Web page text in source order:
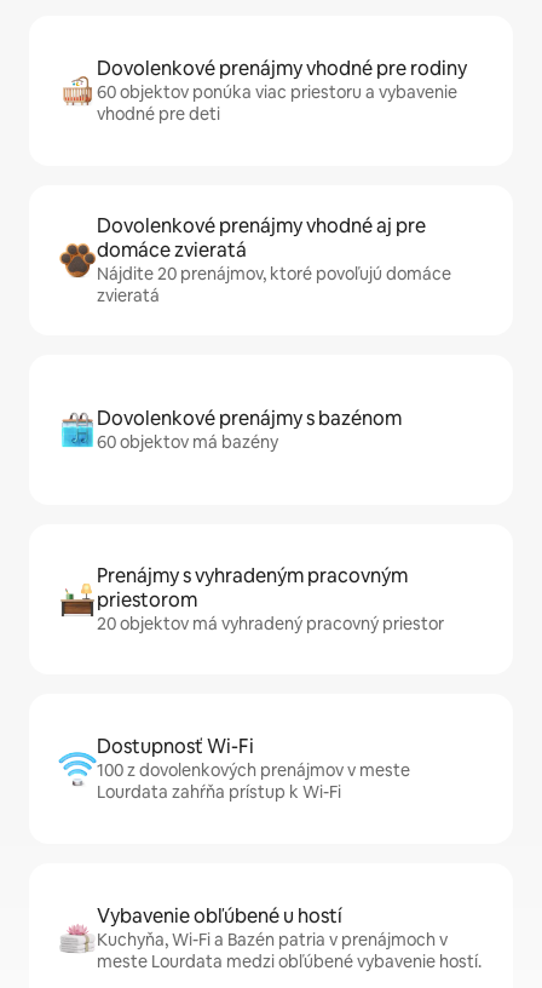
Dovolenkové prenájmy vhodné pre rodiny
60 objektov ponúka viac priestoru a vybavenie
vhodné pre deti
Dovolenkové prenájmy vhodné aj pre
domáce zvieratá
Nájdite 20 prenájmov, ktoré povoľujú domáce
zvieratá
Dovolenkové prenájmy s bazénom
60 objektov má bazény
Prenájmy s vyhradeným pracovným
priestorom
20 objektov má vyhradený pracovný priestor
Dostupnosť Wi-Fi
100 z dovolenkových prenájmov v meste
Lourdata zahŕňa prístup k Wi-Fi
Vybavenie obľúbené u hostí
Kuchyňa, Wi-Fi a Bazén patria v prenájmoch v
meste Lourdata medzi obľúbené vybavenie hostí.